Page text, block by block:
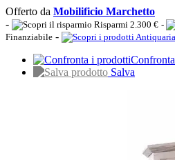
Offerto da Mobilificio Marchetto
-
Risparmi 2.300 € -
Finanziabile -
Confronta
Salva